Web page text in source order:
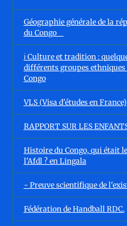
Géographie générale de la
du Congo
ℹ️ Culture et tradition :
différents groupes
Congo
VLS (Visa d'études en France)
RAPPORT SUR LES
Histoire du Congo, qui était
l'Afdl ? en Lingala
- Preuve scientifique de
Fédération de Handball RDC.